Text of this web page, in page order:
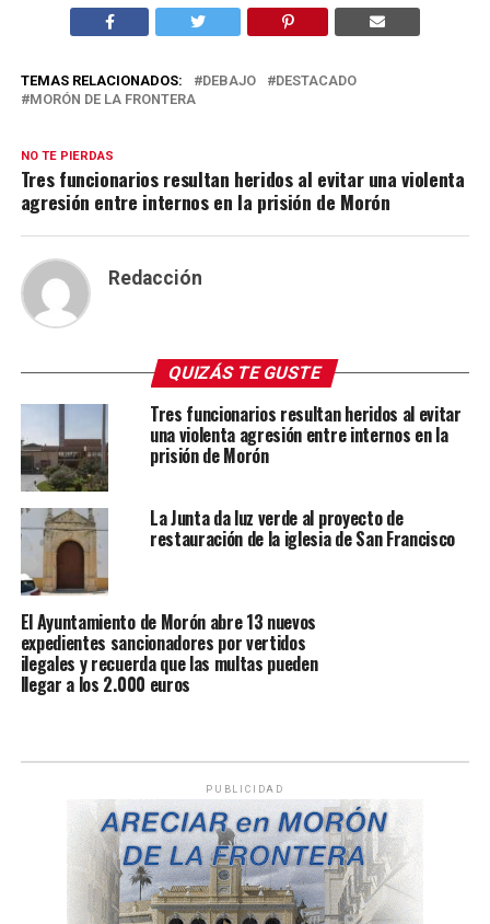
TEMAS RELACIONADOS: DEBAJO
DESTACADO
MORÓN DE LA FRONTERA
NO TE PIERDAS
Tres funcionarios resultan heridos al evitar una violenta
agresión entre internos en la prisión de Morón
Redacción
QUIZÁS TE GUSTE
Tres funcionarios resultan heridos al evitar
una violenta agresión entre internos en la
prisión de Morón
La Junta da luz verde al proyecto de
restauración de la iglesia de San Francisco
El Ayuntamiento de Morón abre 13 nuevos
expedientes sancionadores por vertidos
ilegales y recuerda que las multas pueden
llegar a los 2.000 euros
PUBLICIDAD